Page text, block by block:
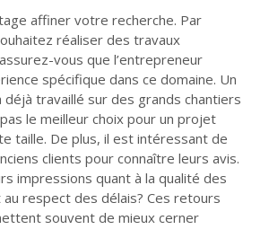
affiner votre recherche. Par
réaliser des travaux
vous que l’entrepreneur
spécifique dans ce domaine. Un
déjà travaillé sur des grands chantiers
le meilleur choix pour un projet
taille. De plus, il est intéressant de
clients pour connaître leurs avis.
impressions quant à la qualité des
respect des délais? Ces retours
souvent de mieux cerner